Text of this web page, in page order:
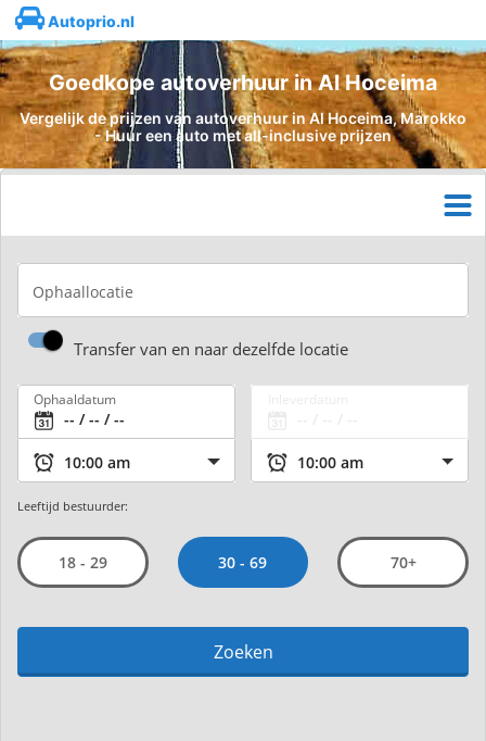
Autoprio.nl
Goedkope autoverhuur in Al Hoceima
Vergelijk de prijzen van autoverhuur in Al Hoceima, Marokko
- Huur een auto met all-inclusive prijzen
Ophaallocatie
Transfer van en naar dezelfde locatie
Ophaaldatum
Leeftijd bestuurder:
18 - 29 30 - 69 70+
Zoeken